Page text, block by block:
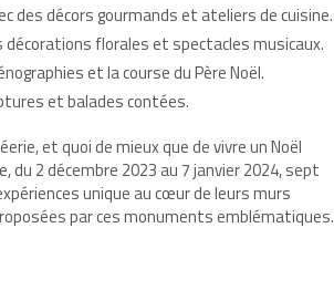
des décors gourmands et ateliers de cuisine.
décorations florales et spectacles musicaux.
et la course du Père Noël.
et balades contées.
et quoi de mieux que de vivre unNoël
du 2 décembre 2023 au 7 janvier 2024, sept
unique au cœur de leurs murs
par ces monuments emblématiques.